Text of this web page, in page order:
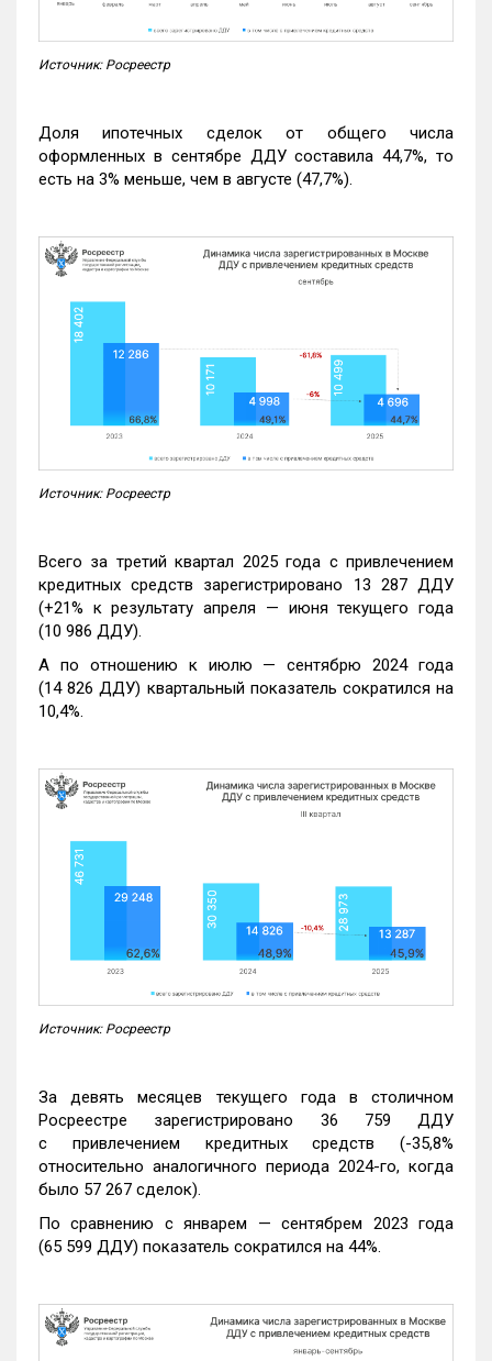
Источник: Росреестр
Доля ипотечных сделок от общего числа
оформленных в сентябре ДДУ составила 44,7%, то
есть на 3% меньше, чем в августе (47,7%).
Источник: Росреестр
Всего за третий квартал 2025 года с привлечением
кредитных средств зарегистрировано 13 287 ДДУ
(+21% к результату апреля — июня текущего года
(10 986 ДДУ).
А по отношению к июлю — сентябрю 2024 года
(14 826 ДДУ) квартальный показатель сократился на
10,4%.
Источник: Росреестр
За девять месяцев текущего года в столичном
Росреестре зарегистрировано 36 759 ДДУ
с привлечением кредитных средств (-35,8%
относительно аналогичного периода 2024-го, когда
было 57 267 сделок).
По сравнению с январем — сентябрем 2023 года
(65 599 ДДУ) показатель сократился на 44%.